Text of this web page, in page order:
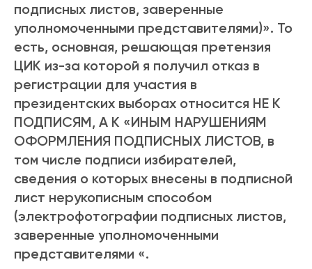
подписных листов, заверенные
уполномоченными представителями)». То
есть, основная, решающая претензия
ЦИК из-за которой я получил отказ в
регистрации для участия в
президентских выборах относится НЕ К
ПОДПИСЯМ, А К «ИНЫМ НАРУШЕНИЯМ
ОФОРМЛЕНИЯ ПОДПИСНЫХ ЛИСТОВ, в
том числе подписи избирателей,
сведения о которых внесены в подписной
лист нерукописным способом
(электрофотографии подписных листов,
заверенные уполномоченными
представителями «.